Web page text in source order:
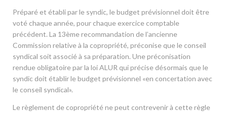
Préparé et établi par le syndic, le budget prévisionnel doit être
voté chaque année, pour chaque exercice comptable
précédent. La 13ème recommandation de l’ancienne
Commission relative à la copropriété, préconise que le conseil
syndical soit associé à sa préparation. Une préconisation
rendue obligatoire par la loi ALUR qui précise désormais que le
syndic doit établir le budget prévisionnel «en concertation avec
le conseil syndical».
Le règlement de copropriété ne peut contrevenir à cette règle